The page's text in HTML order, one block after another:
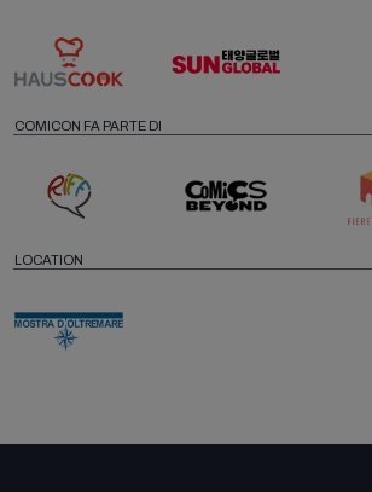
COMICON FA PARTE DI
LOCATION